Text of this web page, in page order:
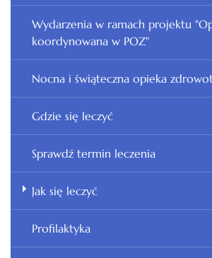
Wydarzenia w ramach projektu
koordynowana w POZ"
Nocna i świąteczna opieka
Gdzie się leczyć
Sprawdź termin leczenia
Jak się leczyć
Profilaktyka